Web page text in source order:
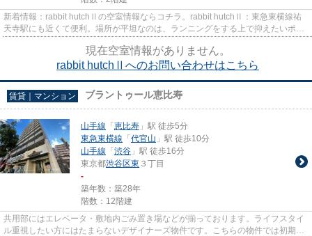
新着情報：rabbit hutchⅡの空室情報ならコチラ。rabbit hutchⅡ：東急東横線祐
天寺駅にも近くて便利。場所が平坦なのは、ランニングをする上で抑えたいポイ
現在空室情報がありません。
rabbit hutchⅡへのお問い合わせはこちら
賃貸｜マンション ブラントゥール恵比寿
山手線 「 恵比寿 」駅 徒歩5分
東急東横線 「 代官山 」駅 徒歩10分
山手線 「 渋谷 」駅 徒歩16分
東京都渋谷区東 ３丁目
-
築年数：築28年
階数：12階建
共用部にはエレベータ・敷地内ごみ置き場などが揃っております。ライフスタイ
ル重視したい方にはたまらないデザイナーズ物件です。こちらの物件では初期費